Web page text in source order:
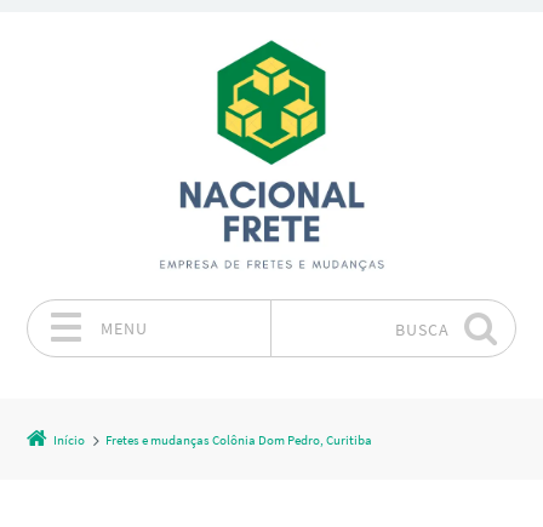
MENU BUSCA
Início Fretes e mudanças Colônia Dom Pedro, Curitiba